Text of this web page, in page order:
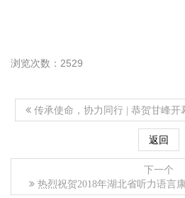
浏览次数：2529
传承使命，协力同行 | 恭贺甘峰开
返回
下一个
热烈祝贺2018年湖北省听力语言